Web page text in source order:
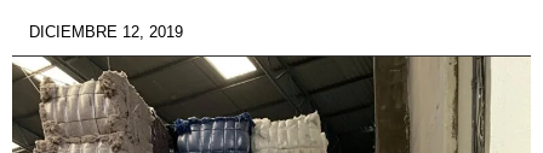
DICIEMBRE 12, 2019